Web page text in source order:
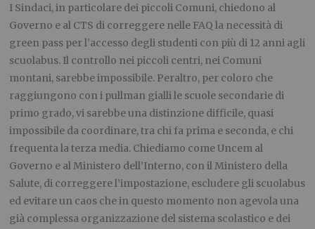
I Sindaci, in particolare dei piccoli Comuni, chiedono al
Governo e al CTS di correggere nelle FAQ la necessità di
green pass per l’accesso degli studenti con più di 12 anni agli
scuolabus. Il controllo nei piccoli centri, nei Comuni
montani, sarebbe impossibile. Peraltro, per coloro che
raggiungono con i pullman gialli le scuole secondarie di
primo grado, vi sarebbe una distinzione difficile, quasi
impossibile da coordinare, tra chi fa prima e seconda, e chi
frequenta la terza media. Chiediamo come Uncem al
Governo e al Ministero dell’Interno, con il Ministero della
Salute, di correggere l’impostazione, escludere gli scuolabus
ed evitare un caos che in questo momento non agevola una
già complessa organizzazione del sistema scolastico e dei